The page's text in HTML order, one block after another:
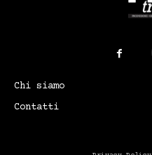
Chi siamo
Contatti